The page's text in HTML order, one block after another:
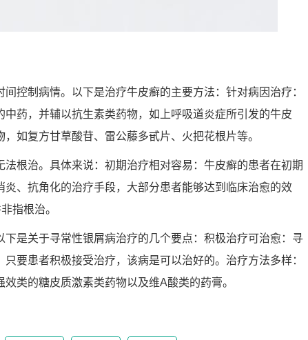
控制病情。以下是治疗牛皮癣的主要方法：针对病因治疗：
中药，并辅以抗生素类药物，如上呼吸道炎症所引发的牛皮
如复方甘草酸苷、雷公藤多甙片、火把花根片等。
根治。具体来说：初期治疗相对容易：牛皮癣的患者在初期
、抗角化的治疗手段，大部分患者能够达到临床治愈的效
指根治。
是关于寻常性银屑病治疗的几个要点：积极治疗可治愈：寻
要患者积极接受治疗，该病是可以治好的。治疗方法多样：
类的糖皮质激素类药物以及维A酸类的药膏。